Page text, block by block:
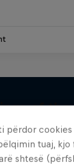
kjo
of the
of extreme
përdor
tuaj,
shtesë